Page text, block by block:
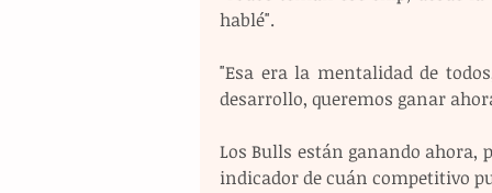
hablé".
"Esa era la mentalidad de
desarrollo, queremos ganar
Los Bulls están ganando
indicador de cuán competitivo